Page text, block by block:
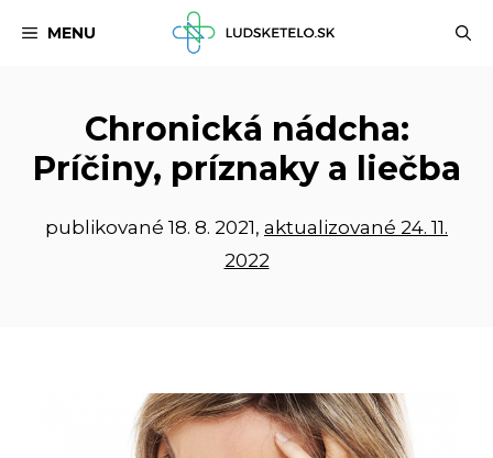
MENU
Chronická nádcha:
Príčiny, príznaky a liečba
publikované 18. 8. 2021, aktualizované 24. 11.
2022